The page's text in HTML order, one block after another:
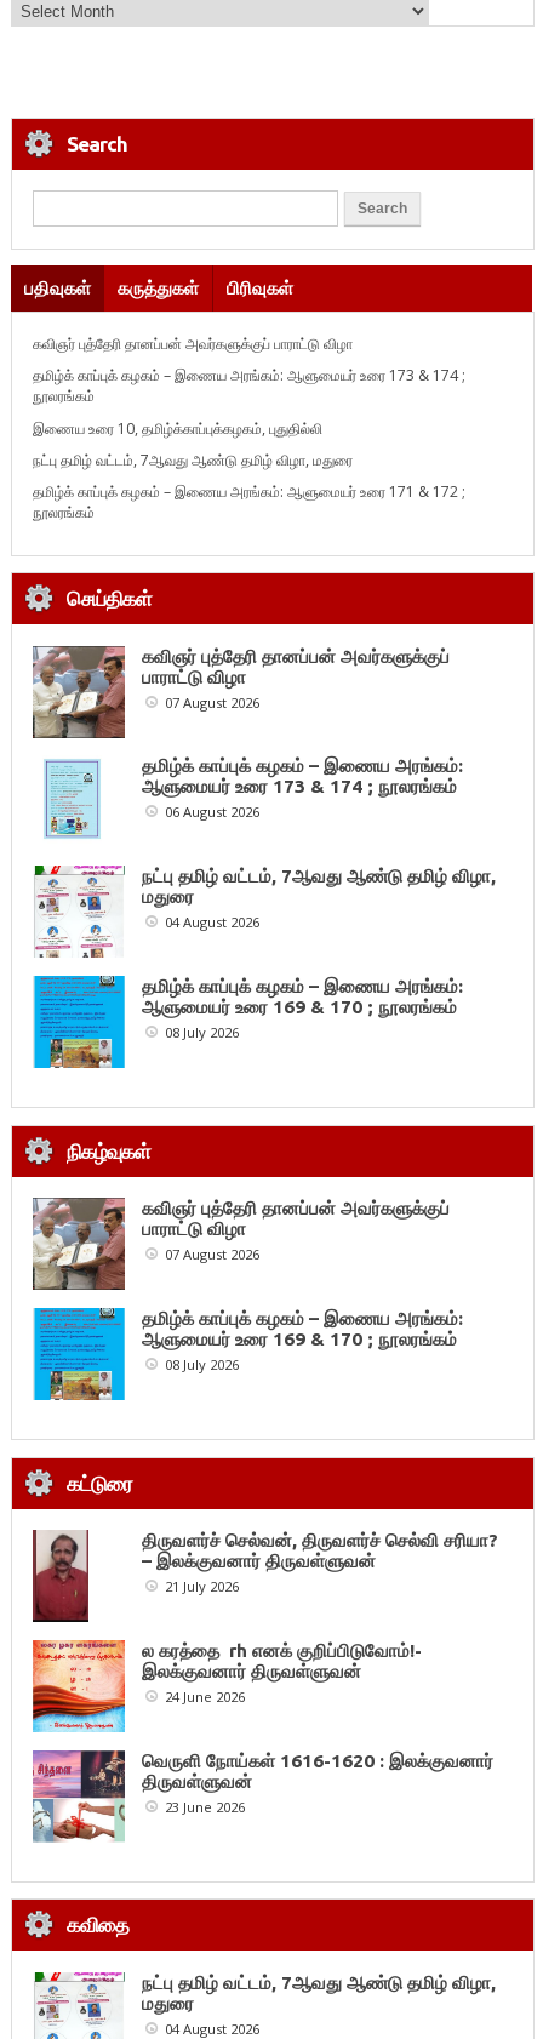
Search
பதிவுகள் கருத்துகள் பிரிவுகள்
கவிஞர் புத்தேரி தானப்பன் அவர்களுக்குப் பாராட்டு விழா
தமிழ்க் காப்புக் கழகம் – இணைய அரங்கம்: ஆளுமையர் உரை 173 & 174 ;
நூலரங்கம்
இணைய உரை 10, தமிழ்க்காப்புக்கழகம், புதுதில்லி
நட்பு தமிழ் வட்டம், 7ஆவது ஆண்டு தமிழ் விழா, மதுரை
தமிழ்க் காப்புக் கழகம் – இணைய அரங்கம்: ஆளுமையர் உரை 171 & 172 ;
நூலரங்கம்
செய்திகள்
கவிஞர் புத்தேரி தானப்பன் அவர்களுக்குப்
பாராட்டு விழா
07 August 2026
தமிழ்க் காப்புக் கழகம் – இணைய அரங்கம்:
ஆளுமையர் உரை 173 & 174 ; நூலரங்கம்
06 August 2026
நட்பு தமிழ் வட்டம், 7ஆவது ஆண்டு தமிழ் விழா,
மதுரை
04 August 2026
தமிழ்க் காப்புக் கழகம் – இணைய அரங்கம்:
ஆளுமையர் உரை 169 & 170 ; நூலரங்கம்
08 July 2026
நிகழ்வுகள்
கவிஞர் புத்தேரி தானப்பன் அவர்களுக்குப்
பாராட்டு விழா
07 August 2026
தமிழ்க் காப்புக் கழகம் – இணைய அரங்கம்:
ஆளுமையர் உரை 169 & 170 ; நூலரங்கம்
08 July 2026
கட்டுரை
திருவளர்ச் செல்வன், திருவளர்ச் செல்வி சரியா?
– இலக்குவனார் திருவள்ளுவன்
21 July 2026
ல கரத்தை rh எனக் குறிப்பிடுவோம்!-
இலக்குவனார் திருவள்ளுவன்
24 June 2026
வெருளி நோய்கள் 1616-1620 : இலக்குவனார்
திருவள்ளுவன்
23 June 2026
கவிதை
நட்பு தமிழ் வட்டம், 7ஆவது ஆண்டு தமிழ் விழா,
மதுரை
04 August 2026